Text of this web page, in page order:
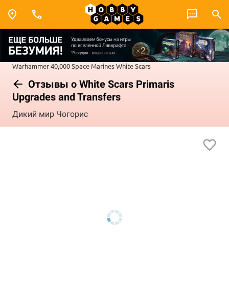
Warhammer 40,000Space MarinesWhite Scars
Отзывы о White Scars Primaris
Upgrades and Transfers
Дикий мир Чогорис